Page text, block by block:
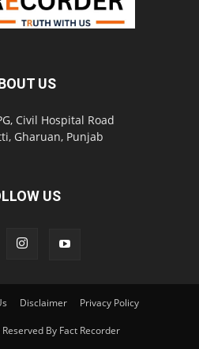
US
Civil Hospital Road
Gharuan, Punjab
US
Disclaimer Privacy Policy
By Fact Recorder